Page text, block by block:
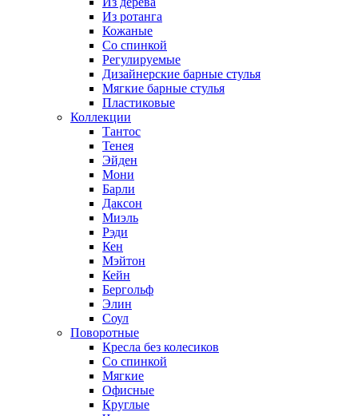
Из ротанга
Кожаные
Со спинкой
Регулируемые
Дизайнерские барные стулья
Мягкие барные стулья
Пластиковые
Коллекции
Тантос
Тенея
Эйден
Мони
Барли
Даксон
Миэль
Рэди
Кен
Мэйтон
Кейн
Бергольф
Элин
Соул
Поворотные
Кресла без колесиков
Со спинкой
Мягкие
Офисные
Круглые